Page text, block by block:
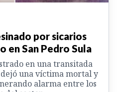
por sicarios
en San Pedro Sula
en una transitada
dejó una víctima mortal y
alarma entre los